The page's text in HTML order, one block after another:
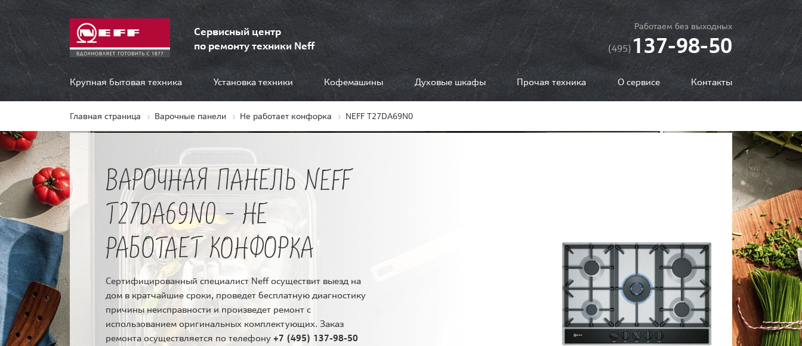
Сервисный центр
по ремонту техники Neff
Работаем без выходных
(495)137-98-50
Крупная бытовая техника Установка техники Кофемашины Духовые шкафы Прочая техника О сервисе Контакты
Главная страница Варочные панели Не работает конфорка NEFF T27DA69N0
ВАРОЧНАЯ ПАНЕЛЬ NEFF
T27DA69N0 - НЕ
РАБОТАЕТ КОНФОРКА
Сертифицированный специалист Neff осуществит выезд на
дом в кратчайшие сроки, проведет бесплатную диагностику
причины неисправности и произведет ремонт с
использованием оригинальных комплектующих. Заказ
ремонта осуществляется по телефону +7 (495) 137-98-50